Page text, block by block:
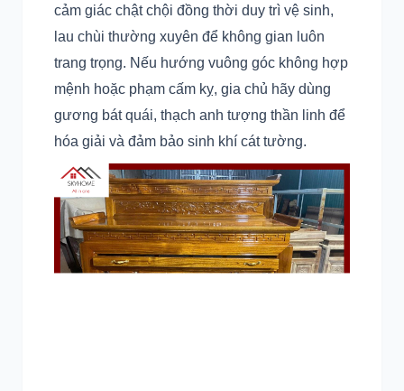
cảm giác chật chội đồng thời duy trì vệ sinh,
lau chùi thường xuyên để không gian luôn
trang trọng. Nếu hướng vuông góc không hợp
mệnh hoặc phạm cấm kỵ, gia chủ hãy dùng
gương bát quái, thạch anh tượng thần linh để
hóa giải và đảm bảo sinh khí cát tường.